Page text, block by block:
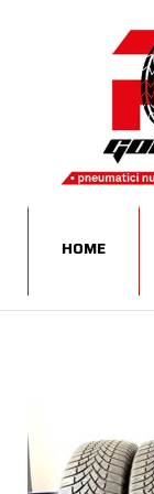
HOME